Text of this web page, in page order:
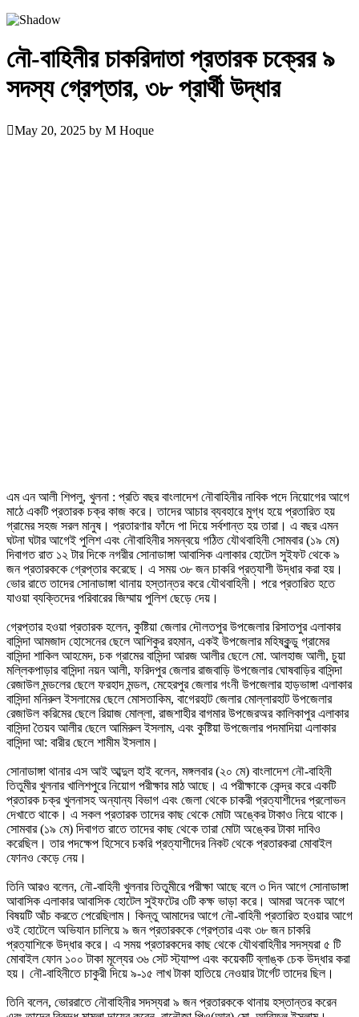
নৌ-বাহিনীর চাকরিদাতা প্রতারক চক্রের ৯
সদস্য গ্রেপ্তার, ৩৮ প্রার্থী উদ্ধার
May 20, 2025 by M Hoque
এম এন আলী শিপলু, খুলনা : প্রতি বছর বাংলাদেশ নৌবাহিনীর নাবিক পদে নিয়োগের আগে
মাঠে একটি প্রতারক চক্র কাজ করে। তাদের আচার ব্যবহারে মুগ্ধ হয়ে প্রতারিত হয়
গ্রামের সহজ সরল মানুষ। প্রতারণার ফাঁদে পা দিয়ে সর্বশান্ত হয় তারা। এ বছর এমন
ঘটনা ঘটার আগেই পুলিশ এবং নৌবাহিনীর সমন্বয়ে গঠিত যৌথবাহিনী সোমবার (১৯ মে)
দিবাগত রাত ১২ টার দিকে নগরীর সোনাডাঙ্গা আবাসিক এলাকার হোটেল সুইফট থেকে ৯
জন প্রতারককে গ্রেপ্তার করেছে। এ সময় ৩৮ জন চাকরি প্রত্যাশী উদ্ধার করা হয়।
ভোর রাতে তাদের সোনাডাঙ্গা থানায় হস্তান্তর করে যৌথবাহিনী। পরে প্রতারিত হতে
যাওয়া ব্যক্তিদের পরিবারের জিম্মায় পুলিশ ছেড়ে দেয়।
গ্রেপ্তার হওয়া প্রতারক হলেন, কুষ্টিয়া জেলার দৌলতপুর উপজেলার রিসাতপুর এলাকার
বাসিন্দা আমজাদ হোসেনের ছেলে আশিকুর রহমান, একই উপজেলার মহিষকুন্ডু গ্রামের
বাসিন্দা শাকিল আহমেদ, চক গ্রামের বাসিন্দা আরজ আলীর ছেলে মো. আলহাজ আলী, চুয়া
মল্লিকপাড়ার বাসিন্দা নয়ন আলী, ফরিদপুর জেলার রাজবাড়ি উপজেলার ঘোষবাড়ির বাসিন্দা
রেজাউল মন্ডলের ছেলে ফরহাদ মন্ডল, মেহেরপুর জেলার গংনী উপজেলার হাড়ভাঙ্গা এলাকার
বাসিন্দা মনিরুল ইসলামের ছেলে মোসতাকিম, বাগেরহাট জেলার মোল্লারহাট উপজেলার
রেজাউল করিমের ছেলে রিয়াজ মোল্লা, রাজশাহীর বাগমার উপজেরঅর কালিকাপুর এলাকার
বাসিন্দা তৈয়ব আলীর ছেলে আমিরুল ইসলাম, এবং কুষ্টিয়া উপজেলার পদমাদিয়া এলাকার
বাসিন্দা আ: বারীর ছেলে শামীম ইসলাম।
সোনাডাঙ্গা থানার এস আই আব্দুল হাই বলেন, মঙ্গলবার (২০ মে) বাংলাদেশ নৌ-বাহিনী
তিতুমীর খুলনার খালিশপুরে নিয়োগ পরীক্ষার মাঠ আছে। এ পরীক্ষাকে কেন্দ্র করে একটি
প্রতারক চক্র খুলনাসহ অন্যান্য বিভাগ এবং জেলা থেকে চাকরী প্রত্যাশীদের প্রলোভন
দেখাতে থাকে। এ সকল প্রতারক তাদের কাছ থেকে মোটা অঙ্কের টাকাও নিয়ে থাকে।
সোমবার (১৯ মে) দিবাগত রাতে তাদের কাছ থেকে তারা মোটা অঙ্কের টাকা দাবিও
করেছিল। তার পদক্ষেপ হিসেবে চকরি প্রত্যাশীদের নিকট থেকে প্রতারকরা মোবাইল
ফোনও কেড়ে নেয়।
তিনি আরও বলেন, নৌ-বাহিনী খুলনার তিতুমীরে পরীক্ষা আছে বলে ৩ দিন আগে সোনাডাঙ্গা
আবাসিক এলাকার আবাসিক হোটেল সুইফটের ৩টি কক্ষ ভাড়া করে। আমরা অনেক আগে
বিষয়টি আঁচ করতে পেরেছিলাম। কিন্তু আমাদের আগে নৌ-বাহিনী প্রতারিত হওয়ার আগে
ওই হোটেলে অভিযান চালিয়ে ৯ জন প্রতারককে গ্রেপ্তার এবং ৩৮ জন চাকরি
প্রত্যাশিকে উদ্ধার করে। এ সময় প্রতারকদের কাছ থেকে যৌথবাহিনীর সদস্যরা ৫ টি
মোবাইল ফোন ১০০ টাকা মূল্যের ৩৬ সেট স্ট্যাম্প এবং কয়েকটি ব্লাঙ্ক চেক উদ্ধার করা
হয়। নৌ-বাহিনীতে চাকুরী দিয়ে ৯-১৫ লাখ টাকা হাতিয়ে নেওয়ার টার্গেট তাদের ছিল।
তিনি বলেন, ভোররাতে নৌবাহিনীর সদস্যরা ৯ জন প্রতারককে থানায় হস্তান্তর করেন